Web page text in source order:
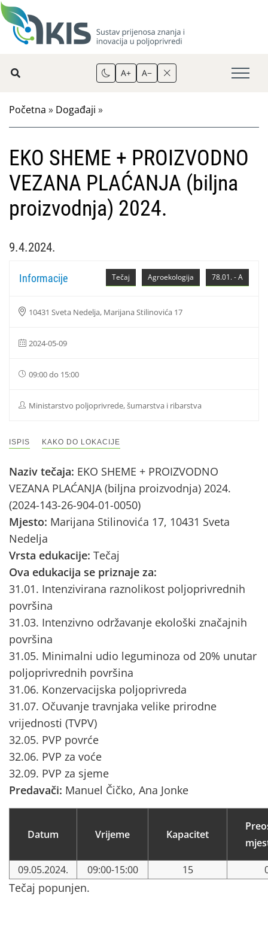
A+ A−
Početna » Događaji »
EKO SHEME + PROIZVODNO
VEZANA PLAĆANJA (biljna
proizvodnja) 2024.
9.4.2024.
78.01. - A
Agroekologija
Tečaj
Informacije
10431 Sveta Nedelja, Marijana Stilinovića 17
2024-05-09
09:00 do 15:00
Ministarstvo poljoprivrede, šumarstva i ribarstva
ISPIS KAKO DO LOKACIJE
Naziv tečaja: EKO SHEME + PROIZVODNO
VEZANA PLAĆANJA (biljna proizvodnja) 2024.
(2024-143-26-904-01-0050)
Mjesto: Marijana Stilinovića 17, 10431 Sveta
Nedelja
Vrsta edukacije: Tečaj
Ova edukacija se priznaje za:
31.01. Intenzivirana raznolikost poljoprivrednih
površina
31.03. Intenzivno održavanje ekološki značajnih
površina
31.05. Minimalni udio leguminoza od 20% unutar
poljoprivrednih površina
31.06. Konzervacijska poljoprivreda
31.07. Očuvanje travnjaka velike prirodne
vrijednosti (TVPV)
32.05. PVP povrće
32.06. PVP za voće
32.09. PVP za sjeme
Predavači: Manuel Čičko, Ana Jonke
Datum Vrijeme Kapacitet
09.05.2024. 09:00-15:00 15
Tečaj popunjen.